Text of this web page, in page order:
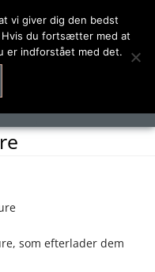
som efterlader dem
vi giver dig den bedst
du fortsætter med at
er indforstået med det.